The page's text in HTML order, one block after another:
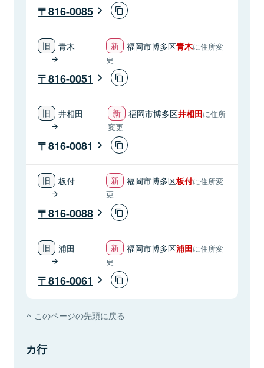
816-0085
青木 福岡市博多区青木に住所変
更
816-0051
井相田 福岡市博多区井相田に住所
変更
816-0081
板付 福岡市博多区板付に住所変
更
816-0088
浦田 福岡市博多区浦田に住所変
更
816-0061
このページの先頭に戻る
カ行